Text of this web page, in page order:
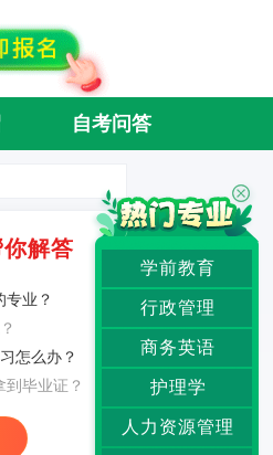
自考问答
解答
专业？
怎么办？
到毕业证？
学前教育
行政管理
商务英语
护理学
人力资源管理